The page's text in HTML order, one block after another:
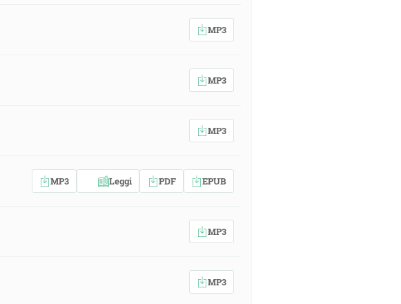
MP3
MP3
MP3
MP3 Leggi PDF EPUB
MP3
MP3